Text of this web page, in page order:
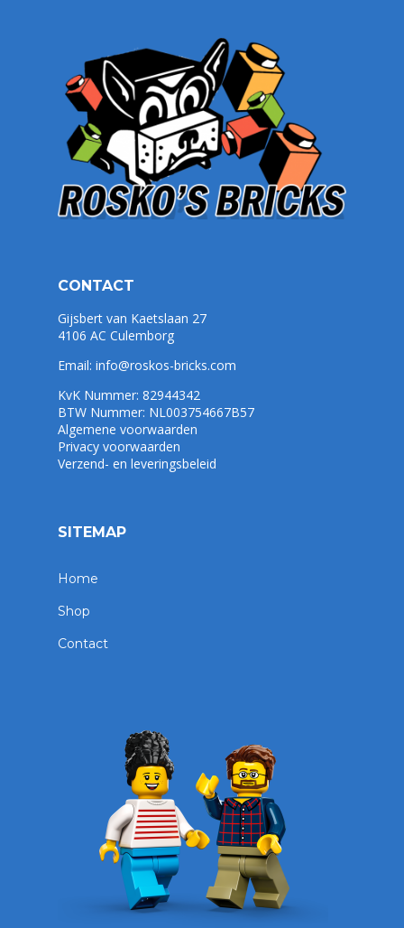
CONTACT
Gijsbert van Kaetslaan 27
4106 AC Culemborg
Email: info@roskos-bricks.com
KvK Nummer: 82944342
BTW Nummer: NL003754667B57
Algemene voorwaarden
Privacy voorwaarden
Verzend- en leveringsbeleid
SITEMAP
Home
Shop
Contact